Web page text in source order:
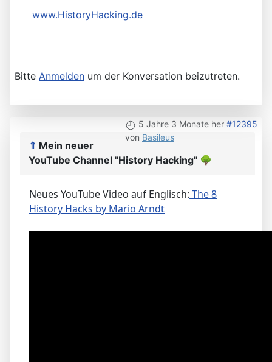
www.HistoryHacking.de
Bitte Anmelden um der Konversation beizutreten.
5 Jahre 3 Monate her #12395
von Basileus
⇑ Mein neuer
YouTube Channel "History Hacking" 🌳
Neues YouTube Video auf Englisch: The 8
History Hacks by Mario Arndt